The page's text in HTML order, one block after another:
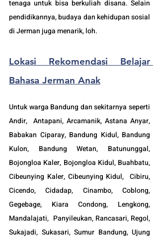
tenaga untuk bisa berkuliah disana. Selain
pendidikannya, budaya dan kehidupan sosial
di Jerman juga menarik, loh.
Lokasi Rekomendasi Belajar
Bahasa Jerman Anak
Andir,  Antapani, Arcamanik, Astana Anyar,
Babakan Ciparay, Bandung Kidul, Bandung
Kulon, Bandung Wetan, Batununggal,
Bojongloa Kaler, Bojongloa Kidul, Buahbatu,
Cibeunying Kaler, Cibeunying Kidul,  Cibiru,
Cicendo, Cidadap, Cinambo, Coblong,
Gegebage, Kiara Condong, Lengkong,
Mandalajati,  Panyileukan, Rancasari, Regol,
Sukajadi, Sukasari, Sumur Bandung, Ujung